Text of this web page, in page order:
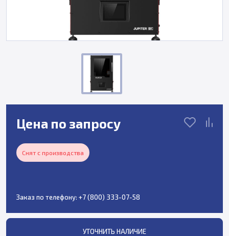
Цена по запросу
Снят с производства
Заказ по телефону: +7 (800) 333-07-58
УТОЧНИТЬ НАЛИЧИЕ